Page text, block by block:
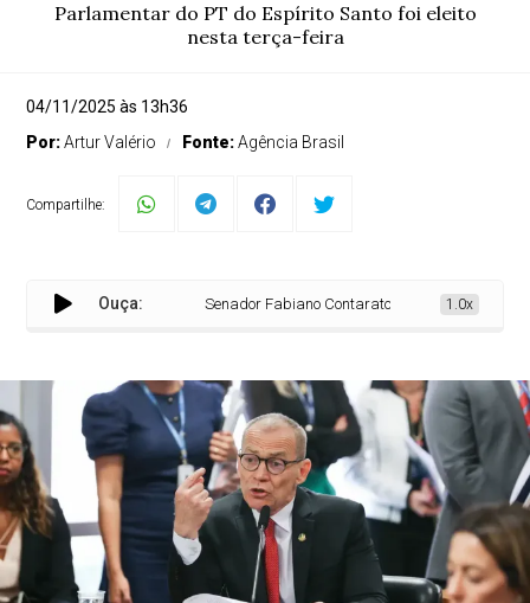
Parlamentar do PT do Espírito Santo foi eleito
nesta terça-feira
04/11/2025 às 13h36
Por:Artur Valério Fonte:Agência Brasil
Compartilhe:
Ouça: Senador Fabiano Contarato vai presidir CPI do
1.0x